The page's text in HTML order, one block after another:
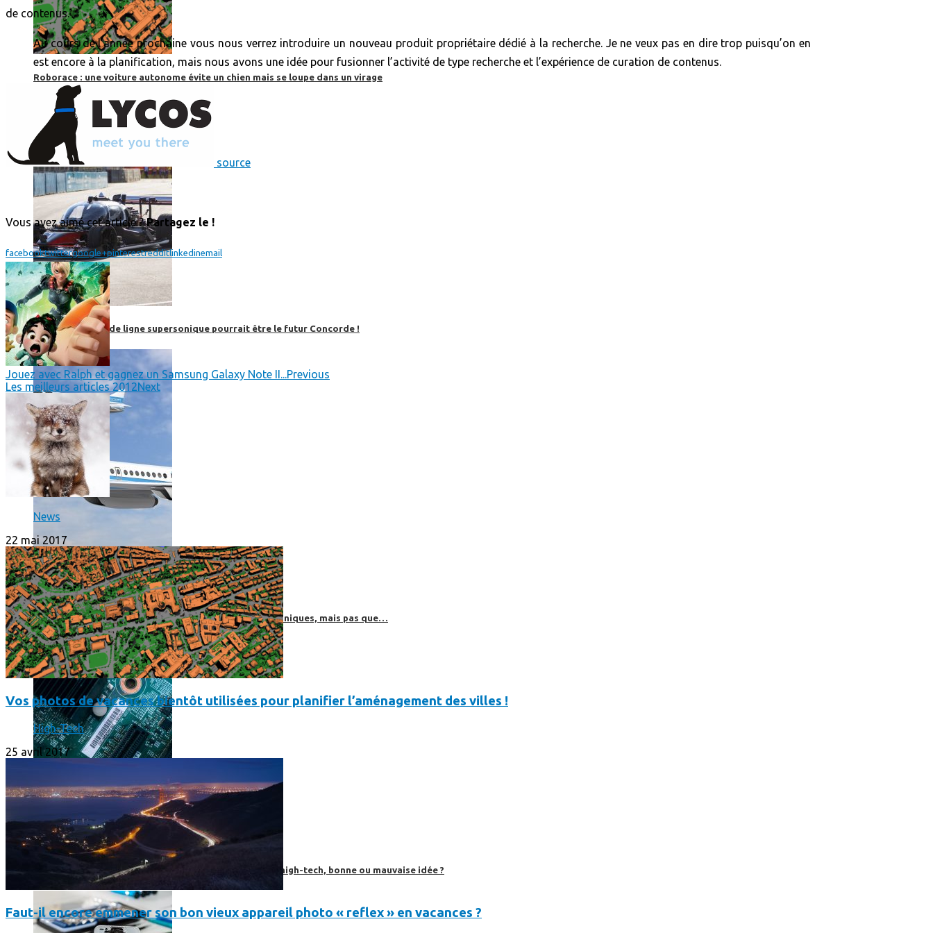
Roborace : une voiture autonome évite un chien mais se loupe dans un virage
Boom, cet avion de ligne supersonique pourrait être le futur Concorde !
High-Tech
High-Tech
Les circuits imprimés, le coeur de nos appareils électroniques, mais pas que…
Prendre une extension de garantie pour vos appareils high-tech, bonne ou mauvaise idée ?
de contenus.
Au cours de l’année prochaine vous nous verrez introduire un nouveau produit propriétaire dédié à la recherche. Je ne veux pas en dire trop puisqu’on en
est encore à la planification, mais nous avons une idée pour fusionner l’activité de type recherche et l’expérience de curation de contenus.
source
Vous avez aimé cet article ?Partagez le !
facebooktwittergoogle+pinterestredditlinkedinemail
Jouez avec Ralph et gagnez un Samsung Galaxy Note II...Previous
Les meilleurs articles 2012Next
News
22 mai 2017
Vos photos de vacances bientôt utilisées pour planifier l’aménagement des villes !
High-Tech
25 avril 2017
Faut-il encore emmener son bon vieux appareil photo « reflex » en vacances ?